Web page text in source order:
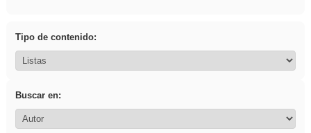
Tipo de contenido:
Buscar en: